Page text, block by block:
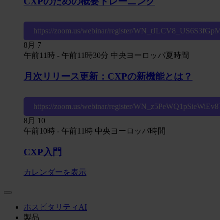
https://zoom.us/webinar/register/
8月 7
午前11時 - 午前11時30分 中央ヨーロッパ夏時間
月次リリース更新：CXPの新機能とは？
https://zoom.us/webinar/register/
8月
10
午前10時 - 午前11時 中央ヨーロッパ時間
CXP入門
カレンダーを表示
ホスピタリティAI
製品